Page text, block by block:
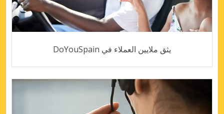
يثق ملايين العملاء في DoYouSpain